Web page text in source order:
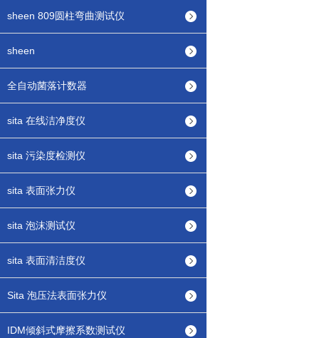
sheen 809圆柱弯曲测试仪
sheen
全自动菌落计数器
sita 在线洁净度仪
sita 污染度检测仪
sita 表面张力仪
sita 泡沫测试仪
sita 表面清洁度仪
Sita 泡压法表面张力仪
IDM倾斜式摩擦系数测试仪